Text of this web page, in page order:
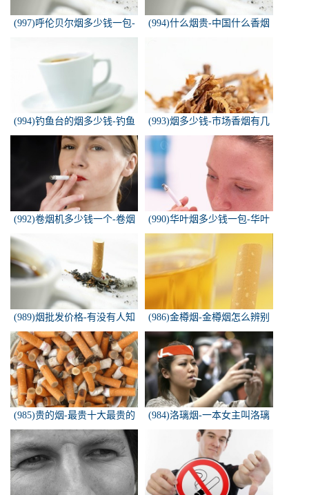
(997)呼伦贝尔烟多少钱一包-
白色的呼伦贝尔香烟多少钱一
(994)什么烟贵-中国什么香烟
(994)钓鱼台的烟多少钱-钓鱼
台香烟价格有哪几种规格？
(993)烟多少钱-市场香烟有几
种 各多少钱一包
(992)卷烟机多少钱一个-卷烟
(990)华叶烟多少钱一包-华叶
烟价格多少钱一包
(989)烟批发价格-有没有人知
道，各种香烟批发价？
(986)金樽烟-金樽烟怎么辨别
真假
(985)贵的烟-最贵十大最贵的
香烟是什么
(984)洛璃烟-一本女主叫洛璃
烟的快穿小说，叫什么名字来
着？？？